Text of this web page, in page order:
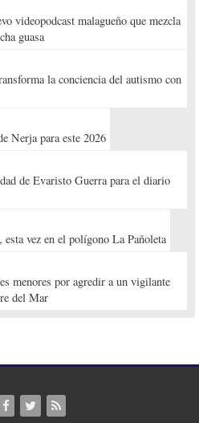
videopodcast malagueño que mezcla
guasa
la conciencia del autismo con
Nerja para este 2026
de Evaristo Guerra para el diario
vez en el polígono La Pañoleta
menores por agredir a un vigilante
del Mar